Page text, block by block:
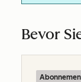
Bevor